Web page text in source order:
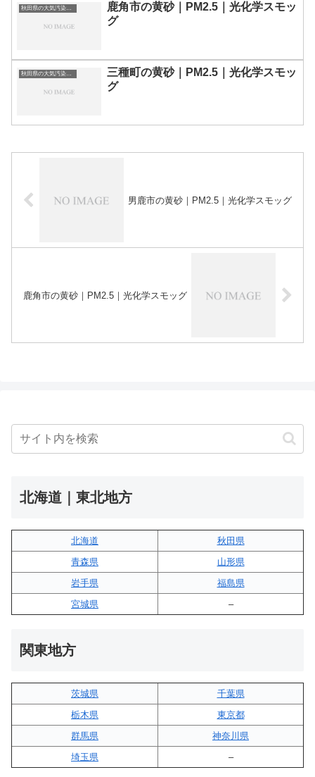
秋田県の大気汚染・PM2.5・黄砂・エアロゾルの数値
鹿角市の黄砂｜PM2.5｜光化学スモッ
グ
秋田県の大気汚染・PM2.5・黄砂・エアロゾルの数値
三種町の黄砂｜PM2.5｜光化学スモッ
グ
男鹿市の黄砂｜PM2.5｜光化学スモッグ
鹿角市の黄砂｜PM2.5｜光化学スモッグ
北海道｜東北地方
北海道
秋田県
青森県
山形県
岩手県
福島県
宮城県
–
関東地方
茨城県
千葉県
栃木県
東京都
群馬県
神奈川県
埼玉県
–